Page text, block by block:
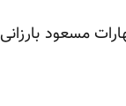
مسعود بارزانی